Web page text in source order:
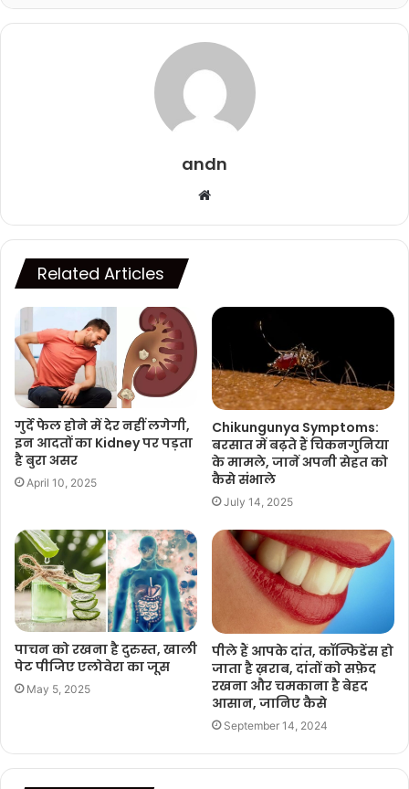
andn
Website
Related Articles
गुर्दे फेल होने में देर नहीं लगेगी,
इन आदतों का Kidney पर पड़ता
है बुरा असर
April 10, 2025
Chikungunya Symptoms:
बरसात में बढ़ते हैं चिकनगुनिया
के मामले, जानें अपनी सेहत को
कैसे संभाले
July 14, 2025
पाचन को रखना है दुरुस्त, खाली
पेट पीजिए एलोवेरा का जूस
May 5, 2025
पीले हैं आपके दांत, कॉन्फिडेंस हो
जाता है ख़राब, दांतों को सफ़ेद
रखना और चमकाना है बेहद
आसान, जानिए कैसे
September 14, 2024